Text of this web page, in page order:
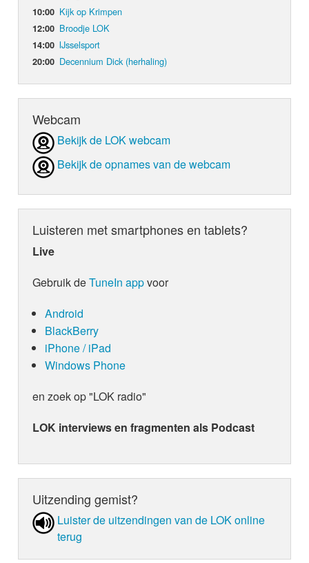
10:00 Kijk op Krimpen
12:00 Broodje LOK
14:00 IJsselsport
20:00 Decennium Dick (herhaling)
Webcam
Bekijk de LOK webcam
Bekijk de opnames van de webcam
Luisteren met smartphones en tablets?
Live
Gebruik deTuneIn appvoor
Android
BlackBerry
iPhone / iPad
Windows Phone
en zoek op "LOK radio"
LOK interviews en fragmenten als Podcast
Uitzending gemist?
Luister de uit­zen­din­gen van de LOK online
terug